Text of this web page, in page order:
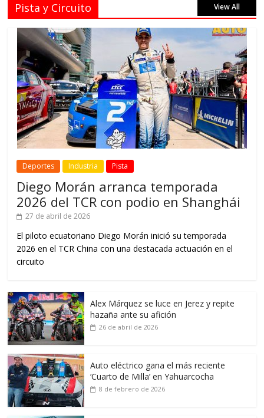
Pista y Circuito View All
Deportes Industria Pista
Diego Morán arranca temporada
2026 del TCR con podio en Shanghái
27 de abril de 2026
El piloto ecuatoriano Diego Morán inició su temporada
2026 en el TCR China con una destacada actuación en el
circuito
Alex Márquez se luce en Jerez y repite
hazaña ante su afición
26 de abril de 2026
Auto eléctrico gana el más reciente
‘Cuarto de Milla’ en Yahuarcocha
8 de febrero de 2026